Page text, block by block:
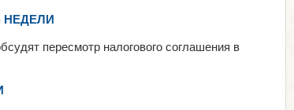
пересмотр налогового соглашения в